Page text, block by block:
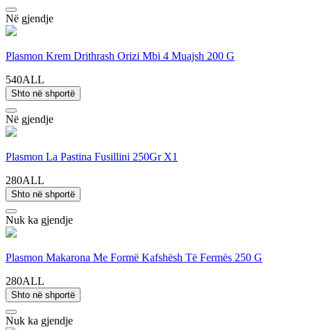
Në gjendje
Plasmon Krem Drithrash Orizi Mbi 4 Muajsh 200 G
540ALL
Shto në shportë
Në gjendje
Plasmon La Pastina Fusillini 250Gr X1
280ALL
Shto në shportë
Nuk ka gjendje
Plasmon Makarona Me Formë Kafshësh Të Fermës 250 G
280ALL
Shto në shportë
Nuk ka gjendje